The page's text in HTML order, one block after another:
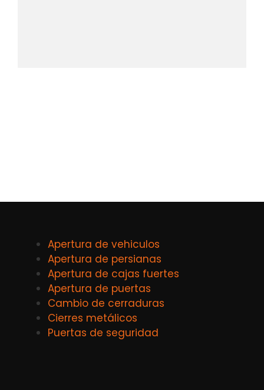
Apertura de vehiculos
Apertura de persianas
Apertura de cajas fuertes
Apertura de puertas
Cambio de cerraduras
Cierres metálicos
Puertas de seguridad